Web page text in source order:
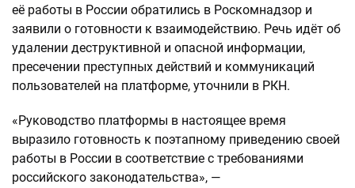
её работы в России обратились в Роскомнадзор и
заявили о готовности к взаимодействию. Речь идёт об
удалении деструктивной и опасной информации,
пресечении преступных действий и коммуникаций
пользователей на платформе, уточнили в РКН.
«Руководство платформы в настоящее время
выразило готовность к поэтапному приведению своей
работы в России в соответствие с требованиями
российского законодательства», —